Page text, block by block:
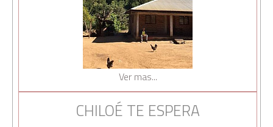
Ver mas...
CHILOÉ TE ESPERA